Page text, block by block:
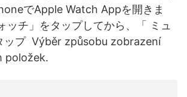
でApple Watch Appを開きま
ッチ」をタップしてから、「 ミュ
ップ Výběr způsobu zobrazení
položek.